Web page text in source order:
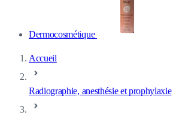
Dermocosmétique
Accueil
Radiographie, anesthésie et prophylaxie